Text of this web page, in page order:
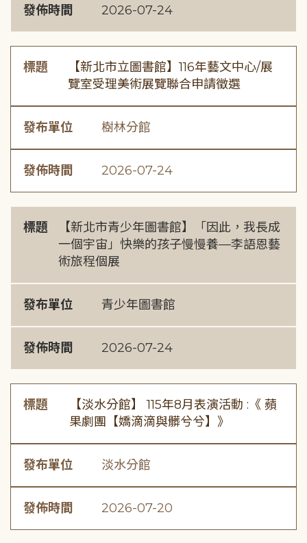
發佈時間 2026-07-24
標題
【新北市立圖書館】116年藝文中心/展
覽室受理美術展覽聯合申請徵選
發布單位 樹林分館
發佈時間 2026-07-24
標題
【新北市青少年圖書館】「因此，我長成
一個宇宙」快樂的孩子慢慢養—李語恩藝
術旅程個展
發布單位 青少年圖書館
發佈時間 2026-07-24
標題
【淡水分館】 115年8月表演活動 :《 蘋
果劇團【嬌滴滴與髒兮兮】》
發布單位 淡水分館
發佈時間 2026-07-20